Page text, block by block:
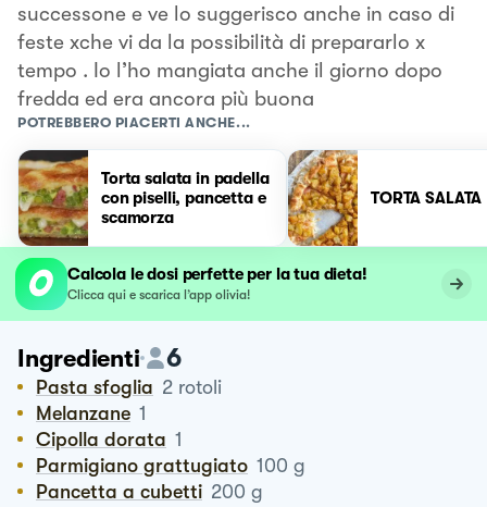
successone e ve lo suggerisco anche in caso di
feste xche vi da la possibilità di prepararlo x
tempo . Io l’ho mangiata anche il giorno dopo
fredda ed era ancora più buona
POTREBBERO PIACERTI ANCHE...
Torta salata in padella
con piselli, pancetta e
scamorza
TORTA SALATA
Calcola le dosi perfette per la tua dieta!
Clicca qui e scarica l’app olivia!
Ingredienti 6
Pasta sfoglia 2 rotoli
Melanzane 1
Cipolla dorata 1
Parmigiano grattugiato 100 g
Pancetta a cubetti 200 g